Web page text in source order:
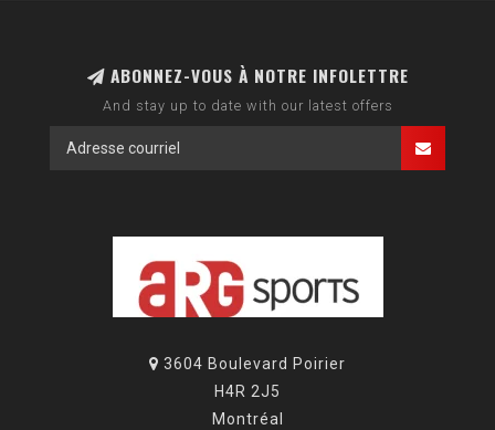
ABONNEZ-VOUS À NOTRE INFOLETTRE
And stay up to date with our latest offers
3604 Boulevard Poirier
H4R 2J5
Montréal